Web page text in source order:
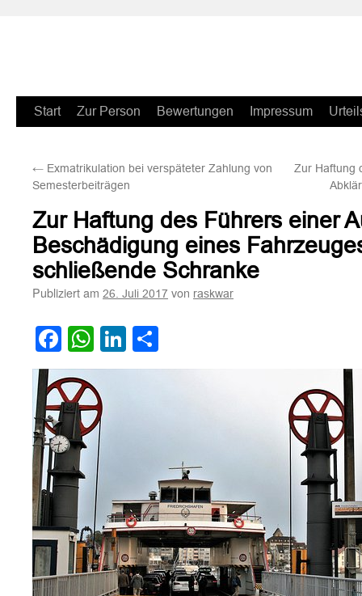
Zum
springen
Start Zur Person Bewertungen Impressum
← Exmatrikulation bei verspäteter Zahlung von
Semesterbeiträgen
Zur Haftung
Zur Haftung des Führers einer
Beschädigung eines
schließende Schranke
Publiziert am 26. Juli 2017 von raskwar
Facebook
WhatsApp
LinkedIn